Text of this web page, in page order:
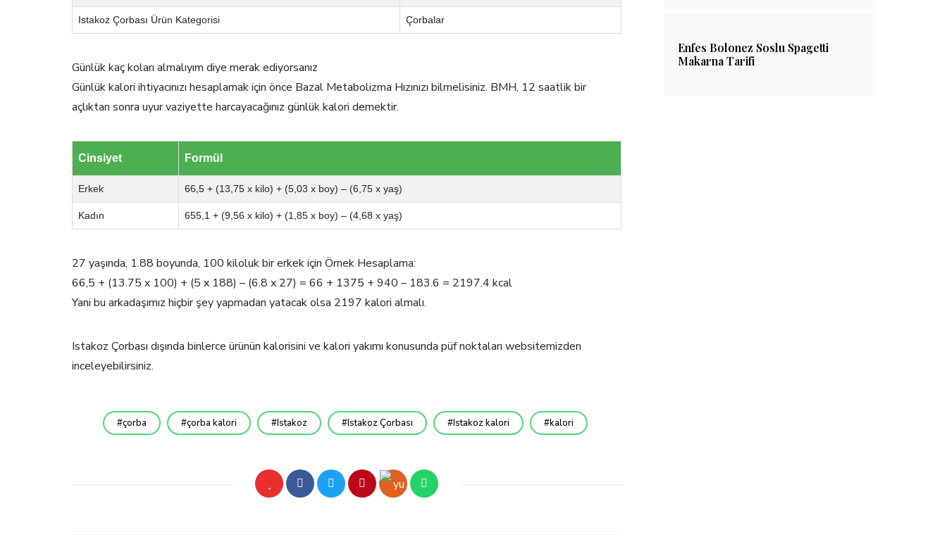
Istakoz Çorbası Ürün Kategorisi Çorbalar
Günlük kaç koları almalıyım diye merak ediyorsanız
Günlük kalori ihtiyacınızı hesaplamak için önce Bazal Metabolizma Hızınızı bilmelisiniz. BMH, 12 saatlik bir
açlıktan sonra uyur vaziyette harcayacağınız günlük kalori demektir.
Cinsiyet Formül
Erkek 66,5 + (13,75 x kilo) + (5,03 x boy) – (6,75 x yaş)
Kadın 655,1 + (9,56 x kilo) + (1,85 x boy) – (4,68 x yaş)
27 yaşında, 1.88 boyunda, 100 kiloluk bir erkek için Örnek Hesaplama:
66,5 + (13.75 x 100) + (5 x 188) – (6.8 x 27) = 66 + 1375 + 940 – 183.6 = 2197.4 kcal
Yani bu arkadaşımız hiçbir şey yapmadan yatacak olsa 2197 kalori almalı.
Istakoz Çorbası dışında binlerce ürünün kalorisini ve kalori yakımı konusunda püf noktaları websitemizden
inceleyebilirsiniz.
çorba çorba kalori Istakoz Istakoz Çorbası Istakoz kalori kalori
Enfes Bolonez Soslu Spagetti
Makarna Tarifi